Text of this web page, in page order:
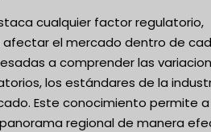
cualquier factor regulatorio,
el mercado dentro de
a comprender las
los estándares de la
Este conocimiento permite
regional de manera